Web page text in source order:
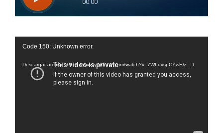
Reproductor
vídeo
Code 150: Unknown error.
Descargar archivo: https://www.youtube.com/watch?v=7WLuvspCYwE&_=1